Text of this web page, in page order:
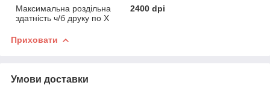
Максимальна роздільна
здатність ч/б друку по Х
2400 dpi
Приховати
Умови доставки